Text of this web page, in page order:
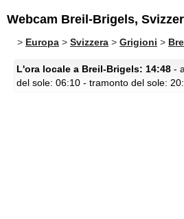
Webcam Breil-Brigels,
> Europa > Svizzera > Grigioni >
L'ora locale a Breil-Brigels: 14:48 -
del sole: 06:10 - tramonto del sole: